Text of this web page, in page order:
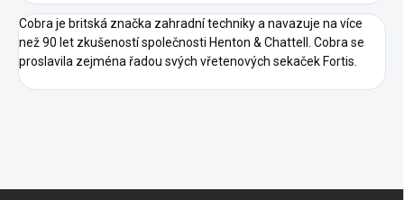
Cobra je britská značka zahradní techniky a navazuje na více
než 90 let zkušeností společnosti Henton & Chattell. Cobra se
proslavila zejména řadou svých vřetenových sekaček Fortis.